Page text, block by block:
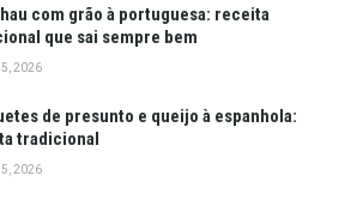
com grão à portuguesa: receita
que sai sempre bem
2026
de presunto e queijo à espanhola:
tradicional
2026